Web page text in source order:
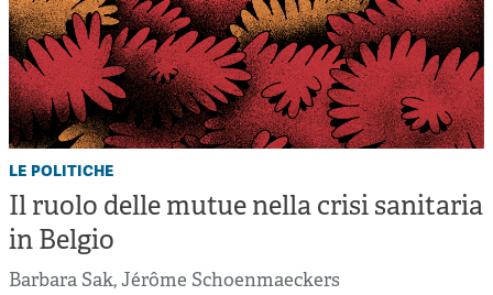
le politiche
Il ruolo delle mutue nella crisi sanitaria
in Belgio
Barbara Sak, Jérôme Schoenmaeckers